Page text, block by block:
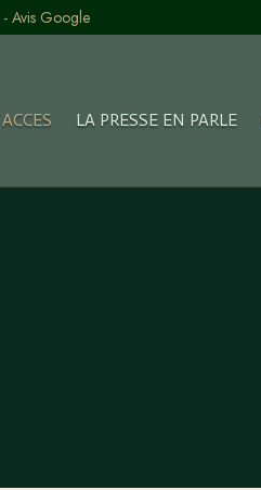
- Avis Google
ACCES LA PRESSE EN PARLE